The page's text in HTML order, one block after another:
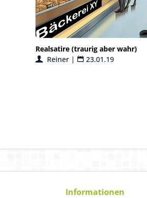
Realsatire (traurig aber wahr)
Reiner |
23.01.19
Informationen